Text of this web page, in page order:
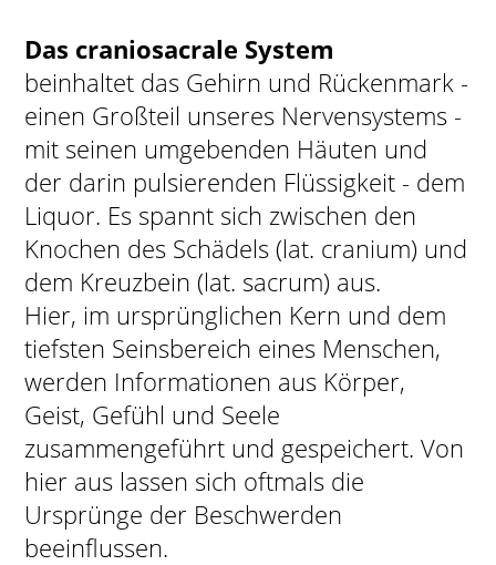
Das craniosacrale System
beinhaltet das Gehirn und Rückenmark -
einen Großteil unseres Nervensystems -
mit seinen umgebenden Häuten und
der darin pulsierenden Flüssigkeit - dem
Liquor. Es spannt sich zwischen den
Knochen des Schädels (lat. cranium) und
dem Kreuzbein (lat. sacrum) aus.
Hier, im ursprünglichen Kern und dem
tiefsten Seinsbereich eines Menschen,
werden Informationen aus Körper,
Geist, Gefühl und Seele
zusammengeführt und gespeichert. Von
hier aus lassen sich oftmals die
Ursprünge der Beschwerden
beeinflussen.